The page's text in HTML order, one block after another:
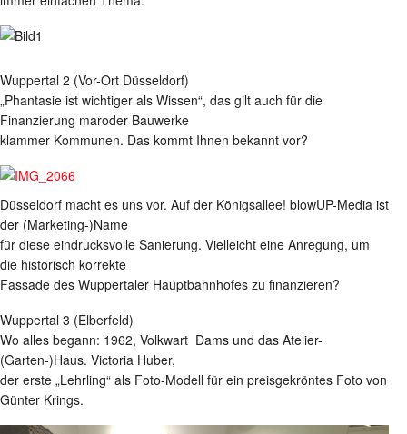
Wuppertal 2 (Vor-Ort Düsseldorf)
„Phantasie ist wichtiger als Wissen“, das gilt auch für die
Finanzierung maroder Bauwerke
klammer Kommunen. Das kommt Ihnen bekannt vor?
Düsseldorf macht es uns vor. Auf der Königsallee! blowUP-Media ist
der (Marketing-)Name
für diese eindrucksvolle Sanierung. Vielleicht eine Anregung, um
die historisch korrekte
Fassade des Wuppertaler Hauptbahnhofes zu finanzieren?
Wuppertal 3 (Elberfeld)
Wo alles begann: 1962, Volkwart Dams und das Atelier-
(Garten-)Haus. Victoria Huber,
der erste „Lehrling“ als Foto-Modell für ein preisgekröntes Foto von
Günter Krings.